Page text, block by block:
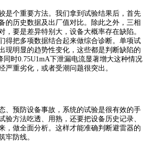
是个重要方法。我们拿到试验结果后，首先
的历史数据及出厂值对比。除此之外，三相
，要是差异特别大，设备大概率存在缺陷。
得把多项数据结合起来做综合诊断。单项试
现明显的趋势性变化，这些都是判断缺陷的
同时0.75U1mA下泄漏电流显著增大这种情况
严重劣化，或者受潮问题很突出。
、预防设备事故，系统的试验是很有效的手
验方法吃透、用熟，还要把设备历史记录、
，做全面分析。这样才能准确判断避雷器的
牢防线。